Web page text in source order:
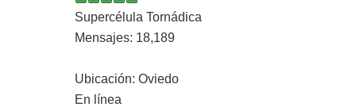
Supercélula Tornádica
Mensajes: 18,189
Ubicación: Oviedo
En línea